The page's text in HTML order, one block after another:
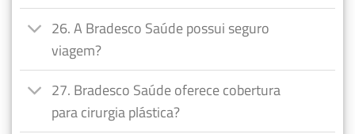
26. A Bradesco Saúde possui seguro
viagem?
27. Bradesco Saúde oferece cobertura
para cirurgia plástica?